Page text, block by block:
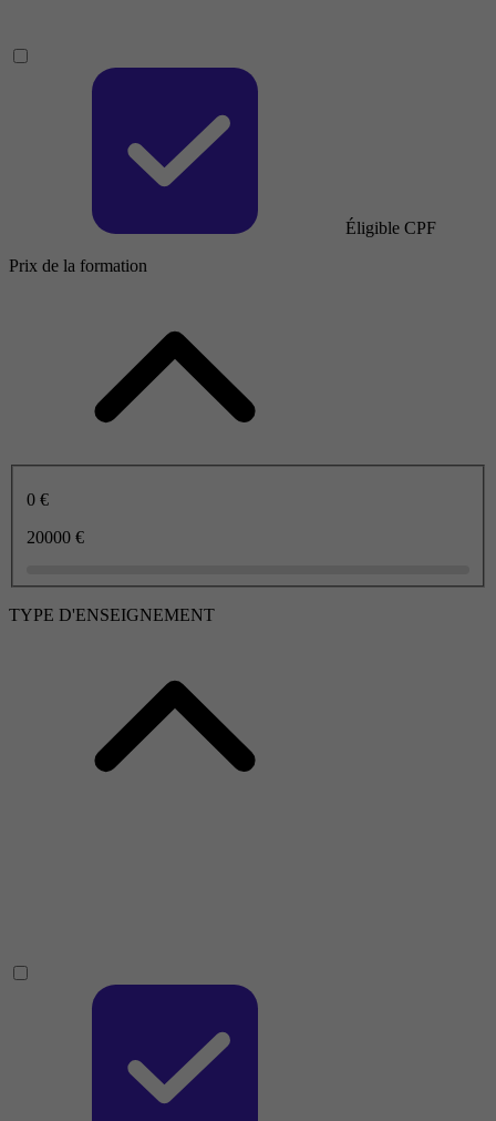
Éligible CPF
Prix de la formation
0 €
20000 €
TYPE D'ENSEIGNEMENT